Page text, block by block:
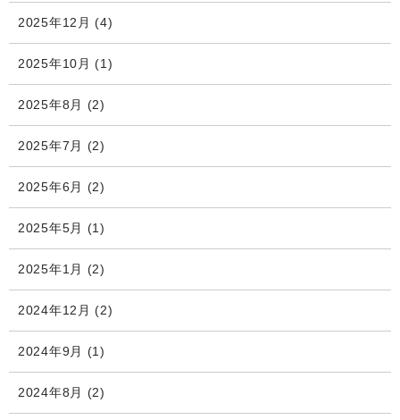
2025年12月 (4)
2025年10月 (1)
2025年8月 (2)
2025年7月 (2)
2025年6月 (2)
2025年5月 (1)
2025年1月 (2)
2024年12月 (2)
2024年9月 (1)
2024年8月 (2)